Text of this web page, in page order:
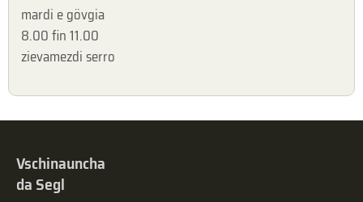
mardi e gövgia
8.00 fin 11.00
zievamezdi serro
Vschinauncha
da Segl